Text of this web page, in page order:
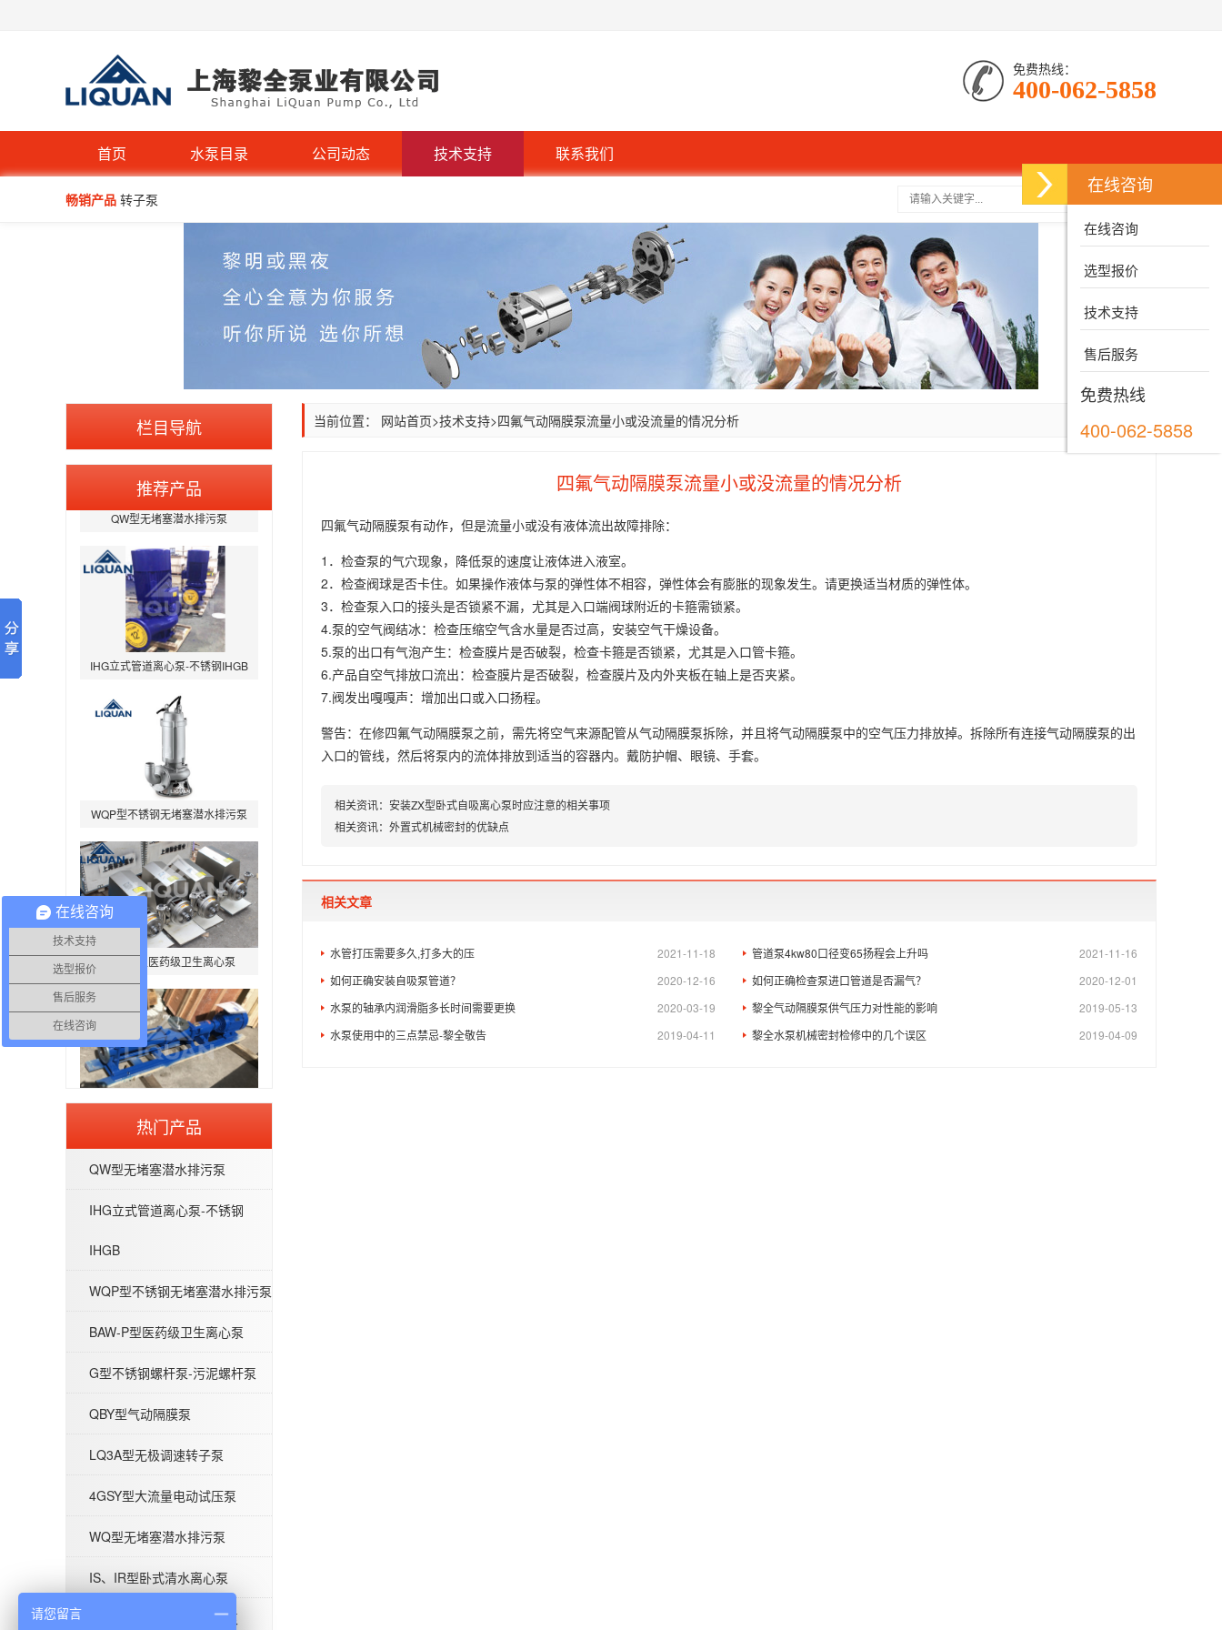
免费热线：
400-062-5858
首页 水泵目录 公司动态 技术支持 联系我们
畅销产品 转子泵
栏目导航
推荐产品
QW型无堵塞潜水排污泵
IHG立式管道离心泵-不锈钢IHGB
WQP型不锈钢无堵塞潜水排污泵
BAW-P型医药级卫生离心泵
G型不锈钢螺杆泵-污泥螺杆泵
QW型无堵塞潜水排污泵
IHG立式管道离心泵-不锈钢IHGB
热门产品
QW型无堵塞潜水排污泵
IHG立式管道离心泵-不锈钢
IHGB
WQP型不锈钢无堵塞潜水排污泵
BAW-P型医药级卫生离心泵
G型不锈钢螺杆泵-污泥螺杆泵
QBY型气动隔膜泵
LQ3A型无极调速转子泵
4GSY型大流量电动试压泵
WQ型无堵塞潜水排污泵
IS、IR型卧式清水离心泵
ISG型单级立式管道离心泵
当前位置： 网站首页>技术支持>四氟气动隔膜泵流量小或没流量的情况分析
四氟气动隔膜泵流量小或没流量的情况分析
四氟气动隔膜泵有动作，但是流量小或没有液体流出故障排除：
1．检查泵的气穴现象，降低泵的速度让液体进入液室。
2．检查阀球是否卡住。如果操作液体与泵的弹性体不相容，弹性体会有膨胀的现象发生。请更换适当材质的弹性体。
3．检查泵入口的接头是否锁紧不漏，尤其是入口端阀球附近的卡箍需锁紧。
4.泵的空气阀结冰：检查压缩空气含水量是否过高，安装空气干燥设备。
5.泵的出口有气泡产生：检查膜片是否破裂，检查卡箍是否锁紧，尤其是入口管卡箍。
6.产品自空气排放口流出：检查膜片是否破裂，检查膜片及内外夹板在轴上是否夹紧。
7.阀发出嘎嘎声：增加出口或入口扬程。
警告：在修四氟气动隔膜泵之前，需先将空气来源配管从气动隔膜泵拆除，并且将气动隔膜泵中的空气压力排放掉。拆除所有连接气动隔膜泵的出
入口的管线，然后将泵内的流体排放到适当的容器内。戴防护帽、眼镜、手套。
相关资讯： 安装ZX型卧式自吸离心泵时应注意的相关事项
相关资讯： 外置式机械密封的优缺点
相关文章
2021-11-18
水管打压需要多久,打多大的压 2021-11-16
管道泵4kw80口径变65扬程会上升吗
2020-12-16
如何正确安装自吸泵管道？ 2020-12-01
如何正确检查泵进口管道是否漏气？
2020-03-19
水泵的轴承内润滑脂多长时间需要更换 2019-05-13
黎全气动隔膜泵供气压力对性能的影响
2019-04-11
水泵使用中的三点禁忌-黎全敬告 2019-04-09
黎全水泵机械密封检修中的几个误区
在线咨询
在线咨询
选型报价
技术支持
售后服务
免费热线
400-062-5858
在线咨询
技术支持
选型报价
售后服务
在线咨询
请您留言